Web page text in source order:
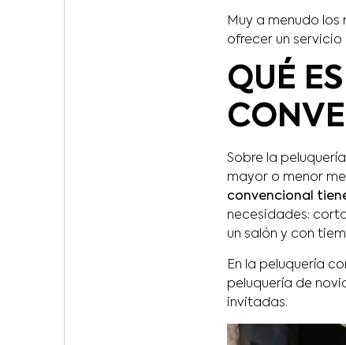
Muy a menudo
ofrecer un servicio
QUÉ
Sobre la
mayor o menor
convencional
necesidades:
un salón y con
En la peluquería
peluquería de
invitadas.